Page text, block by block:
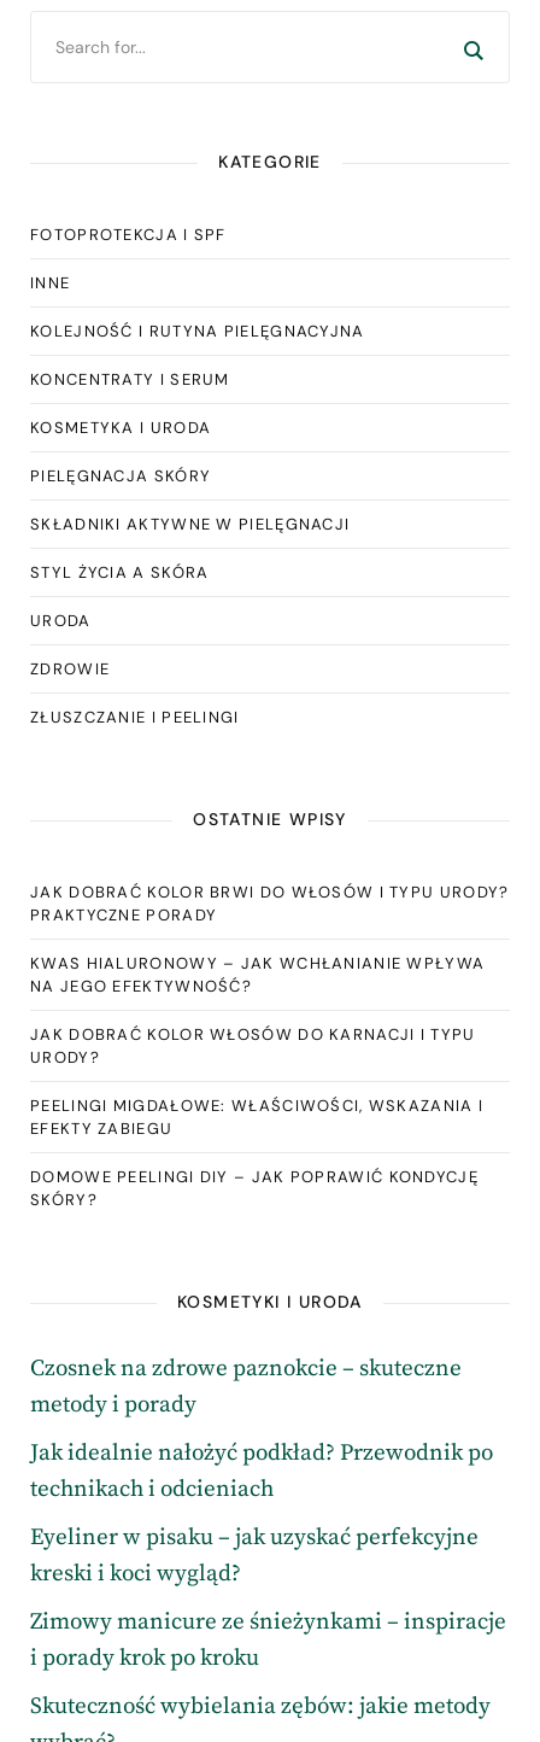
KATEGORIE
FOTOPROTEKCJA I SPF
INNE
KOLEJNOŚĆ I RUTYNA PIELĘGNACYJNA
KONCENTRATY I SERUM
KOSMETYKA I URODA
PIELĘGNACJA SKÓRY
SKŁADNIKI AKTYWNE W PIELĘGNACJI
STYL ŻYCIA A SKÓRA
URODA
ZDROWIE
ZŁUSZCZANIE I PEELINGI
OSTATNIE WPISY
JAK DOBRAĆ KOLOR BRWI DO WŁOSÓW I TYPU URODY?
PRAKTYCZNE PORADY
KWAS HIALURONOWY – JAK WCHŁANIANIE WPŁYWA
NA JEGO EFEKTYWNOŚĆ?
JAK DOBRAĆ KOLOR WŁOSÓW DO KARNACJI I TYPU
URODY?
PEELINGI MIGDAŁOWE: WŁAŚCIWOŚCI, WSKAZANIA I
EFEKTY ZABIEGU
DOMOWE PEELINGI DIY – JAK POPRAWIĆ KONDYCJĘ
SKÓRY?
KOSMETYKI I URODA
Czosnek na zdrowe paznokcie – skuteczne
metody i porady
Jak idealnie nałożyć podkład? Przewodnik po
technikach i odcieniach
Eyeliner w pisaku – jak uzyskać perfekcyjne
kreski i koci wygląd?
Zimowy manicure ze śnieżynkami – inspiracje
i porady krok po kroku
Skuteczność wybielania zębów: jakie metody